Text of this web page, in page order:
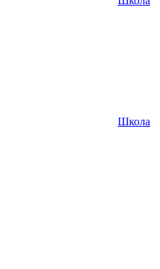
Школа